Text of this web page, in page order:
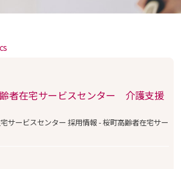
者在宅サービスセンター 介護支援
サービスセンター 採用情報 - 桜町高齢者在宅サー